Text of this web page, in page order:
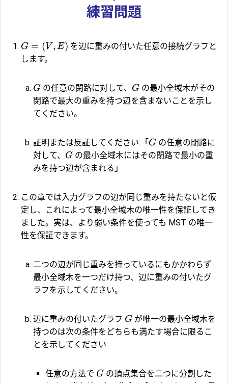
練習問題
G = (V , E) を辺に重みの付いた任意の接続グラフと
します。
G の任意の閉路に対して、 G の最小全域木がその
閉路で最大の重みを持つ辺を含まないことを示し
てください。
証明または反証してください:「G の任意の閉路に
対して、 G の最小全域木にはその閉路で最小の重
みを持つ辺が含まれる」
この章では入力グラフの辺が同じ重みを持たないと仮
定し、これによって最小全域木の唯一性を保証してき
ました。実は、より弱い条件を使っても MST の唯一
性を保証できます。
二つの辺が同じ重みを持っているにもかかわらず
最小全域木を一つだけ持つ、辺に重みの付いたグ
ラフを示してください。
辺に重みの付いたグラフ G が唯一の最小全域木を
持つのは次の条件をどちらも満たす場合に限るこ
とを示してください:
任意の方法で G の頂点集合を二つに分割した